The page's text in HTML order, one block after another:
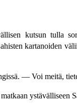
kutsun tulla
kartanoiden
— Voi meitä,
ystävälliseen